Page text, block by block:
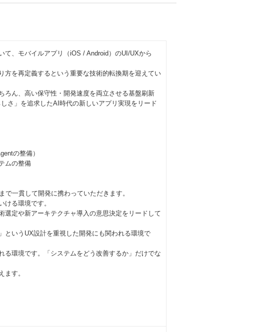
て、モバイルアプリ（iOS / Android）のUI/UXから
を再定義するという重要な技術的転換期を迎えてい
ろん、高い保守性・開発速度を両立させる基盤刷新
さ」を追求したAI時代の新しいアプリ実現をリード
の整備）
ムの整備
で一貫して開発に携わっていただきます。
る環境です。
選定や新アーキテクチャ導入の意思決定をリードして
というUX設計を重視した開発にも関われる環境で
る環境です。「システムをどう改善するか」だけでな
ます。